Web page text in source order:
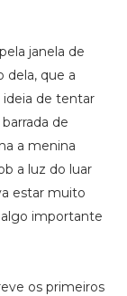
janela de
dela, que a
ideia de tentar
de
a menina
a luz do luar
estar muito
importante
os primeiros